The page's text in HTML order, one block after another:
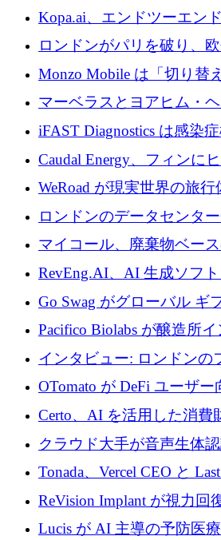
トラクチャ システムの拡
確保
Kopa.ai、エンドツーエン
用の AI エージェントを構
万ユーロを調達
ロンドンがパリを破り、
の座を奪還
Monzo Mobile は「切り替
を与える
マーベラスとヨアヒム・
の商業化ギャップを埋める
ロのディープテック基金
iFAST Diagnostics は感染
菌薬耐性への取り組みに
Caudal Energy、フィンに
電技術の規模拡大に向けて
WeRoad が現実世界の旅
めに 5,800 万ドルを獲得
ロンドンのデータセンタ
州と中東の拡張に 27 億ド
マイコール、廃棄物ベー
に400万ポンドを投資
RevEng.AI、AI 生成ソフ
確保するために 1,500 万ド
Go Swag がグローバル ギ
ムを拡大するために 500
Pacifico Biolabs が醸造所
質生産に転換するために
インタビュー: ロンドンの
ーン Tide の CEO、オリバ
OTomato が DeFi ユーザ
インテリジェンス レイヤ
Improbable から 200 万ド
Certo、AI を活用した消費
プラットフォームのため
クラウド大手が音声生体
るなか、Voxmindが54万
ード資金を調達
Tonada、Vercel CEO と
援を受けてステルス撤退
ReVision Implant が視力回
に 400 万ユーロを確保
Lucis が AI 主導の予防医